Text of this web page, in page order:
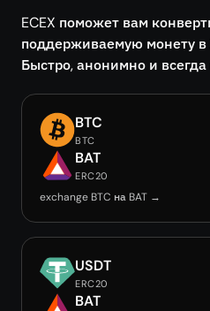
ECEX поможет вам
поддерживаемую монету в
Быстро, анонимно и
BTC
BTC
BAT
ERC20
exchange BTC на BAT →
USDT
ERC20
BAT